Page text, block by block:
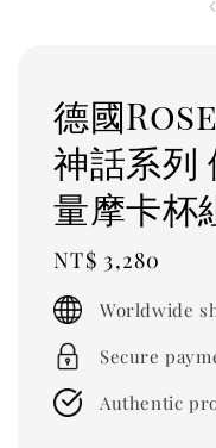
德國
神話系列
量摩卡杯
Regular
price
NT$ 3,280
Worldwide
Secure
Authentic